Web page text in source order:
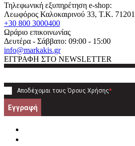
Τηλεφωνική εξυπηρέτηση e-shop:
Λεωφόρος Καλοκαιρινού 33, T.K. 71201
+30 800 3000400
Ωράριο επικοινωνίας
Δευτέρα - Σάββατο: 09:00 - 15:00
info@markakis.gr
ΕΓΓΡΑΦΗ ΣΤΟ NEWSLETTER
Αποδέχομαι τους Όρους Χρήσης*
Εγγραφή